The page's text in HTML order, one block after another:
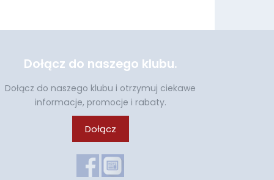
Dołącz do naszego klubu.
Dołącz do naszego klubu i otrzymuj ciekawe
informacje, promocje i rabaty.
Dołącz